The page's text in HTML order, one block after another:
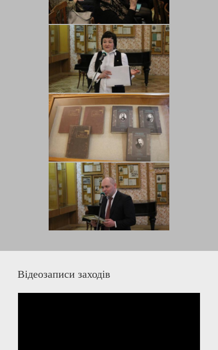
Відеозаписи заходів